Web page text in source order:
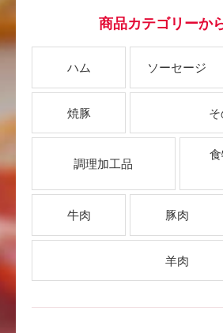
商品カテゴリーか
ハム ソーセージ
焼豚
調理加工品
牛肉 豚肉
羊肉